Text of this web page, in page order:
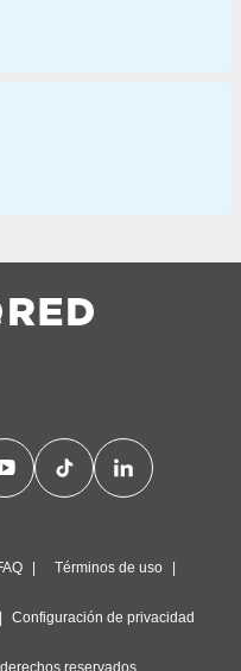
Términos de uso
Configuración de privacidad
reservados